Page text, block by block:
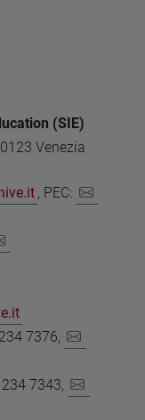
(SIE)
Venezia
, PEC:
7376,
7343,